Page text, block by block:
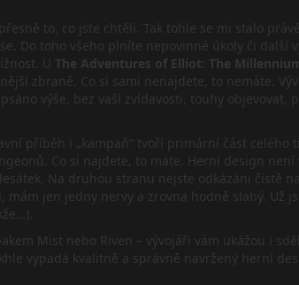
to, co jste chtěli. Tak tohle se mi stalo
Do toho všeho plníte nepovinné úkoly či další
U The Adventures of Elliot: The
zbraně. Co si sami nenajdete, to nemáte.
výše, bez vaší zvídavosti, touhy
příběh i „kampaň“ tvoří primární část
Co si najdete, to máte. Herní design
Na druhou stranu nejste odkázáni čistě
jen jedny nervy a zrovna hodně slabý.
Mist nebo Riven – vývojáři vám ukážou i
vypadá kvalitně a správně navržený herní